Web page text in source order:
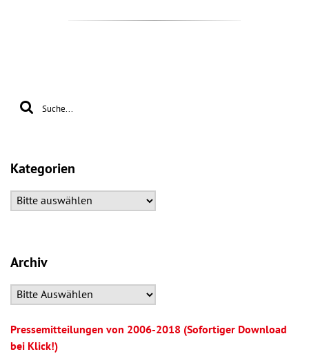
Kategorien
Archiv
Pressemitteilungen von 2006-2018 (Sofortiger Download
bei Klick!)